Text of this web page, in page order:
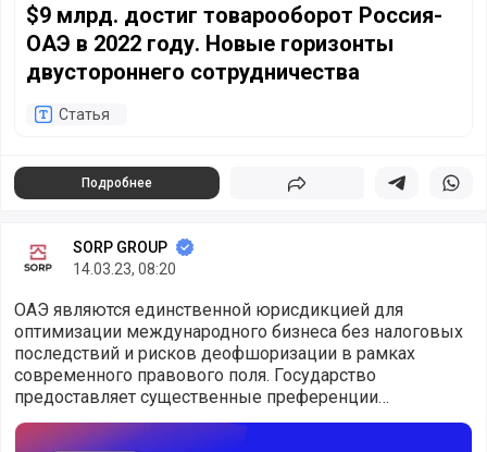
$9 млрд. достиг товарооборот Россия-
ОАЭ в 2022 году. Новые горизонты
двустороннего сотрудничества
Статья
Подробнее Поделиться Поделиться в
SORP GROUP
14.03.23, 08:20
ОАЭ являются единственной юрисдикцией для
оптимизации международного бизнеса без налоговых
последствий и рисков деофшоризации в рамках
современного правового поля. Государство
предоставляет существенные преференции
бизнесменам под флагом ОАЭ, ведущим торговую
деятельность, оказыв
Консолидация бизнеса и активов в ОАЭ - возможности